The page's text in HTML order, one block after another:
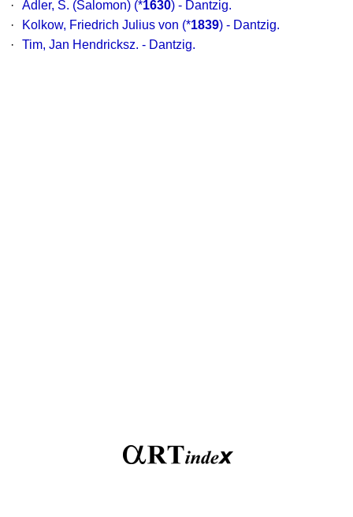
·
Adler, S. (Salomon) (*1630) - Dantzig.
·
Kolkow, Friedrich Julius von (*1839) - Dantzig.
·
Tim, Jan Hendricksz. - Dantzig.